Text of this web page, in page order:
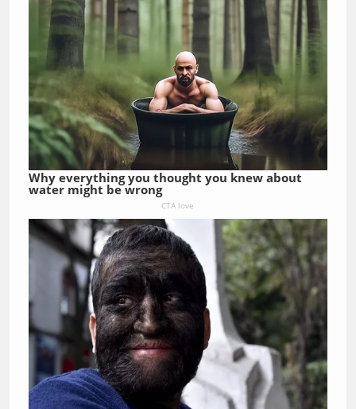
Why everything you thought you knew about
water might be wrong
CTA love